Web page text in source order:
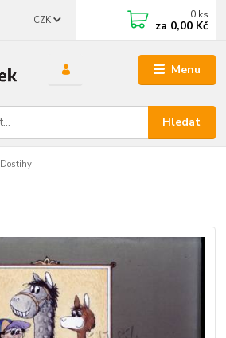
Menu
CZK
Hledat
0 ks
za 0,00 Kč
Dostihy